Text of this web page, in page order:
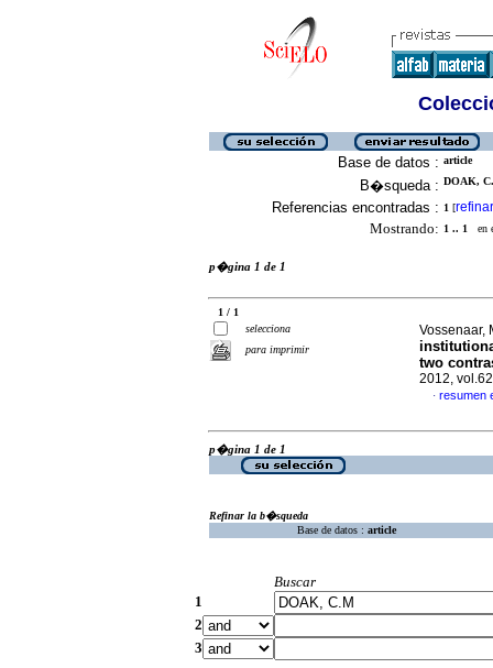
Base de datos : article
B�squeda : DOAK,
Referencias encontradas : 1 [refinar
Mostrando: 1 .. 1 en
p�gina 1 de 1
1 / 1
selecciona
para imprimir
Vossenaar,
two
2012,
· resumen
p�gina 1 de 1
Refinar la b�squeda
Base de datos : article
Buscar
1
2
3